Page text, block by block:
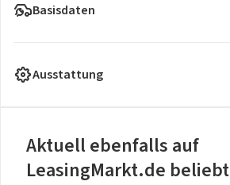
Basisdaten
Ausstattung
Aktuell ebenfalls auf
LeasingMarkt.de beliebt